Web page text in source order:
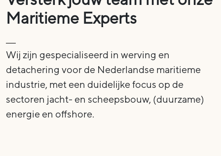
Maritieme Experts
Wij zijn gespecialiseerd in werving en
detachering voor de Nederlandse maritieme
industrie, met een duidelijke focus op de
sectoren jacht- en scheepsbouw, (duurzame)
energie en offshore.